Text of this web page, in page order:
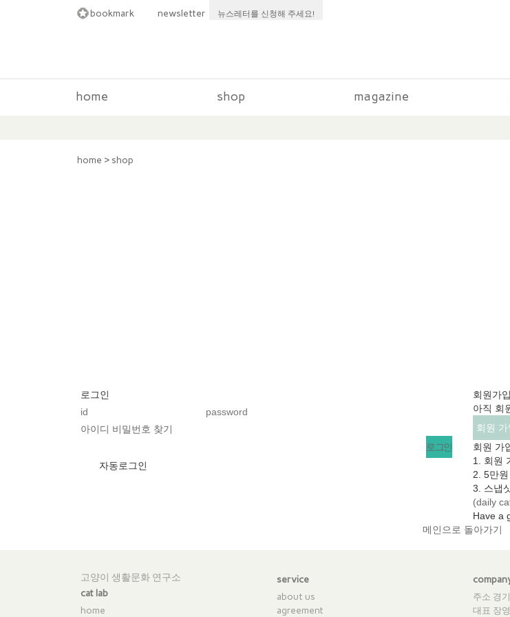
bookmark newsletter 뉴스레터를 신청해 주세요!
home shop magazine
home > shop
로그인
아이디 비밀번호 찾기
자동로그인
회원가입
아직 회
회원 가
회원 가
1. 회원
2. 5만
3. 스냅
(daily
Have a
메인으로 돌아가기
고양이 생활문화 연구소
cat lab
home
service
about us
agreement
주소 경
대표 장